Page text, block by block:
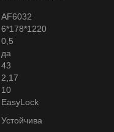
AF6032
6*178*1220
0,5
да
43
2,17
10
EasyLock
Устойчива